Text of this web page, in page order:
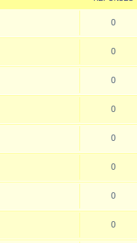
0
0
0
0
0
0
0
0